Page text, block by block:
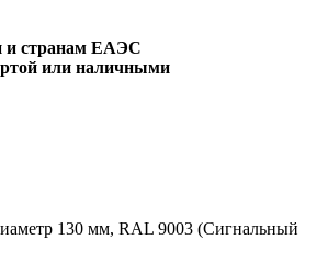
и странам ЕАЭС
или наличными
130 мм, RAL 9003 (Сигнальный